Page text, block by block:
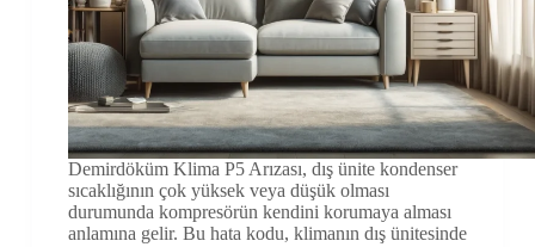
Demirdöküm Klima P5 Arızası, dış ünite kondenser
sıcaklığının çok yüksek veya düşük olması
durumunda kompresörün kendini korumaya alması
anlamına gelir. Bu hata kodu, klimanın dış ünitesinde